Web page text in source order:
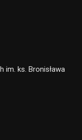
im. ks. Bronisława